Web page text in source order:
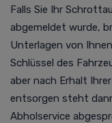
Falls Sie Ihr
abgemeldet wurde,
Unterlagen von
Schlüssel des
aber nach Erhalt
entsorgen steht
Abholservice